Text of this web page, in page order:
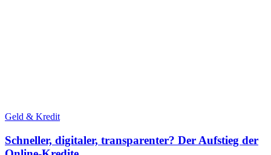
Geld & Kredit
Schneller, digitaler, transparenter? Der Aufstieg der